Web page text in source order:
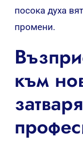
посока духа
промени.
към